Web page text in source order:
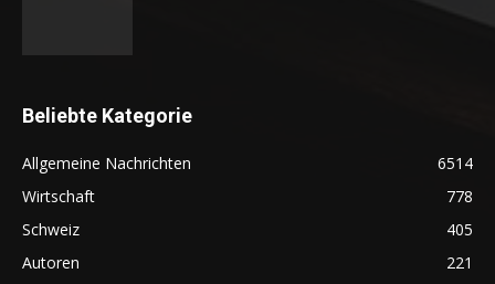
Beliebte Kategorie
Allgemeine Nachrichten
6514
Wirtschaft
778
Schweiz
405
Autoren
221